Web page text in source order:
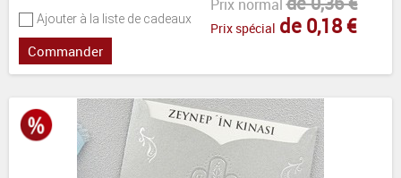
Ajouter à la liste de cadeaux
Prix normal
Prix spécial de 0,18 €
Commander